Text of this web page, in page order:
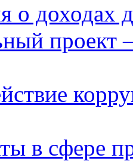
о доходах
проект
в сфере